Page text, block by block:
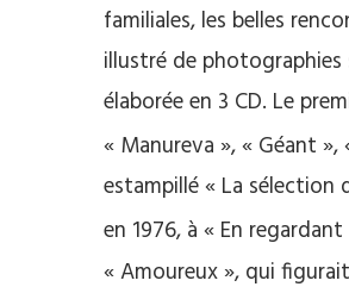
familiales, les belles
illustré de
élaborée en 3 CD. Le
« Manureva », « Géant
estampillé « La sélection
en 1976, à « En
« Amoureux », qui